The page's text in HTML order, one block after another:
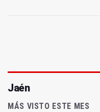
Jaén
MÁS VISTO ESTE MES